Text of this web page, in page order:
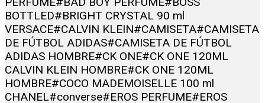
BOTTLED#BRIGHT CRYSTAL 90 ml
VERSACE#CALVIN KLEIN#CAMISETA#CAMISETA
DE FÚTBOL ADIDAS#CAMISETA DE FÚTBOL
ADIDAS HOMBRE#CK ONE#CK ONE 120ML
CALVIN KLEIN HOMBRE#CK ONE 120ML
HOMBRE#COCO MADEMOISELLE 100 ml
CHANEL#converse#EROS PERFUME#EROS